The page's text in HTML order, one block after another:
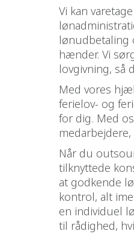
Vi kan
lønudbetaling
hænder. Vi
lovgivning, så
Med vores
ferielov- og
for dig. Med
Når du
tilknyttede
at godkende
kontrol, alt
en individuel
til rådighed,